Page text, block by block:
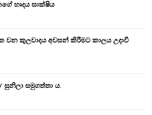
හෘදය සාක්ෂිය
වන කුලවාදය අවසන් කිරීමට කාලය උදාවී
සුනිලා සමුගත්තා ය.